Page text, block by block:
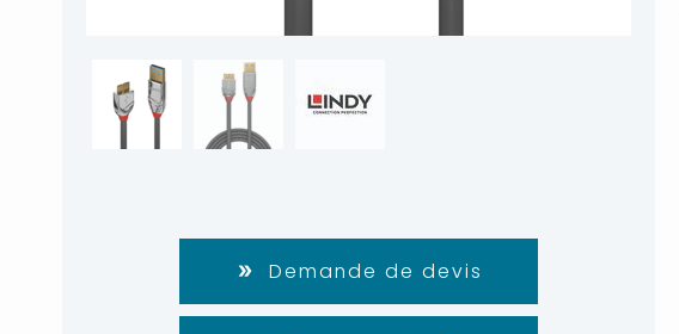
Demande de devis